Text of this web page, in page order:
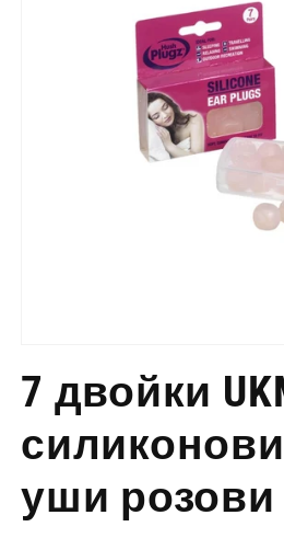
1
в
модален
режим
7 двойки
уши розови